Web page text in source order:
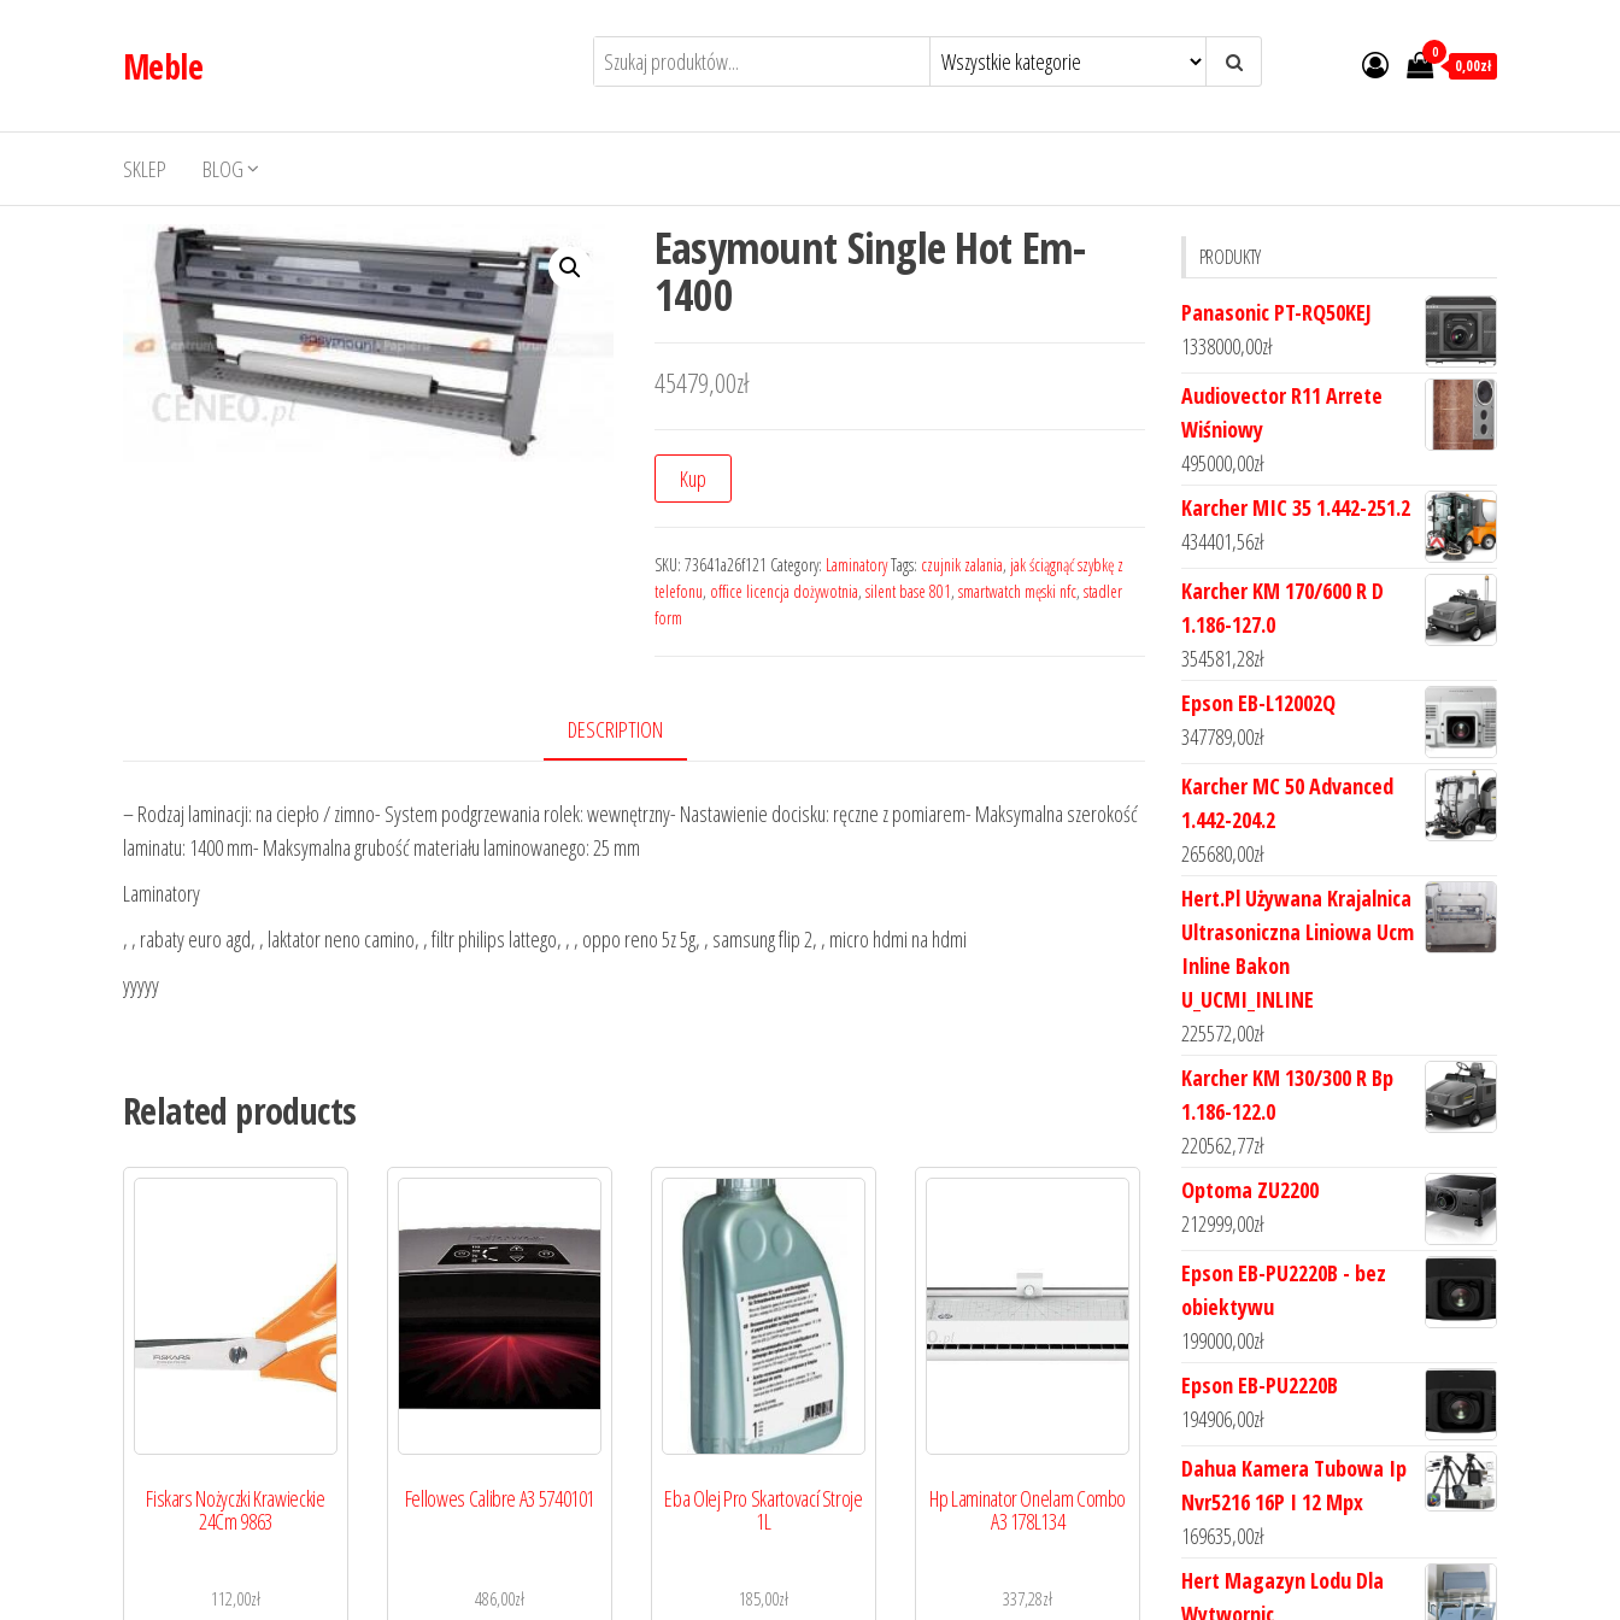
Meble 0
0,00zł
SKLEP BLOG
Easymount Single Hot Em-
1400
45479,00zł
Kup
SKU: 73641a26f121 Category: LaminatoryTags: czujnik zalania, jak ściągnąć szybkę z
telefonu, office licencja dożywotnia, silent base 801, smartwatch męski nfc, stadler
form
DESCRIPTION
– Rodzaj laminacji: na ciepło / zimno- System podgrzewania rolek: wewnętrzny- Nastawienie docisku: ręczne z pomiarem- Maksymalna szerokość
laminatu: 1400 mm- Maksymalna grubość materiału laminowanego: 25 mm
Laminatory
, , rabaty euro agd, , laktator neno camino, , filtr philips lattego, , , oppo reno 5z 5g, , samsung flip 2, , micro hdmi na hdmi
yyyyy
Related products
Fiskars Nożyczki Krawieckie
24Cm 9863
112,00zł
Fellowes Calibre A3 5740101
486,00zł
Eba Olej Pro Skartovací Stroje
1L
185,00zł
Hp Laminator Onelam Combo
A3 178L134
337,28zł
PRODUKTY
Panasonic PT-RQ50KEJ
1338000,00zł
Audiovector R11 Arrete
Wiśniowy
495000,00zł
Karcher MIC 35 1.442-251.2
434401,56zł
Karcher KM 170/600 R D
1.186-127.0
354581,28zł
Epson EB-L12002Q
347789,00zł
Karcher MC 50 Advanced
1.442-204.2
265680,00zł
Hert.Pl Używana Krajalnica
Ultrasoniczna Liniowa Ucm
Inline Bakon
U_UCMI_INLINE
225572,00zł
Karcher KM 130/300 R Bp
1.186-122.0
220562,77zł
Optoma ZU2200
212999,00zł
Epson EB-PU2220B - bez
obiektywu
199000,00zł
Epson EB-PU2220B
194906,00zł
Dahua Kamera Tubowa Ip
Nvr5216 16P I 12 Mpx
169635,00zł
Hert Magazyn Lodu Dla
Wytwornic